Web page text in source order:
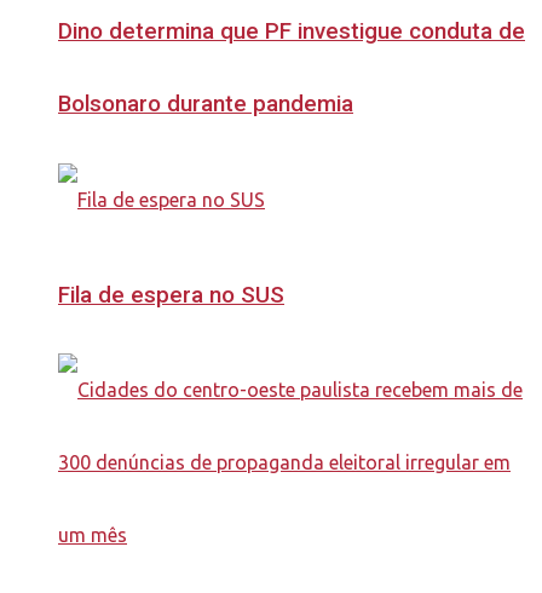
Dino determina que PF investigue conduta de
Bolsonaro durante pandemia
Fila de espera no SUS